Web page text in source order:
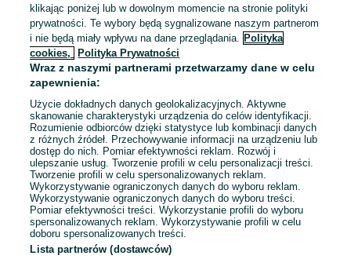
klikając poniżej lub w dowolnym momencie na stronie polityki
prywatności. Te wybory będą sygnalizowane naszym partnerom
i nie będą miały wpływu na dane przeglądania. Polityka
cookies,
Polityka Prywatności
Wraz z naszymi partnerami przetwarzamy dane w celu
zapewnienia:
Użycie dokładnych danych geolokalizacyjnych. Aktywne
skanowanie charakterystyki urządzenia do celów identyfikacji.
Rozumienie odbiorców dzięki statystyce lub kombinacji danych
z różnych źródeł. Przechowywanie informacji na urządzeniu lub
dostęp do nich. Pomiar efektywności reklam. Rozwój i
ulepszanie usług. Tworzenie profili w celu personalizacji treści.
Tworzenie profili w celu spersonalizowanych reklam.
Wykorzystywanie ograniczonych danych do wyboru reklam.
Wykorzystywanie ograniczonych danych do wyboru treści.
Pomiar efektywności treści. Wykorzystanie profili do wyboru
spersonalizowanych reklam. Wykorzystywanie profili w celu
doboru spersonalizowanych treści.
Lista partnerów (dostawców)